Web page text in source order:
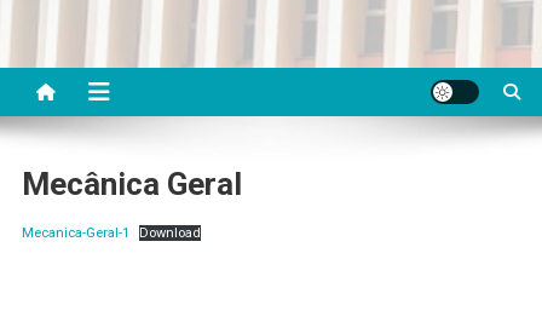
DEAD UFVJM
Mecânica Geral
Mecanica-Geral-1 Download